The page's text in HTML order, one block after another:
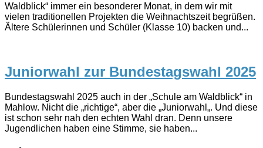
Waldblick“ immer ein besonderer Monat, in dem wir mit
vielen traditionellen Projekten die Weihnachtszeit begrüßen.
Ältere Schülerinnen und Schüler (Klasse 10) backen und...
Juniorwahl zur Bundestagswahl 2025
Bundestagswahl 2025 auch in der „Schule am Waldblick“ in
Mahlow. Nicht die „richtige“, aber die „Juniorwahl„. Und diese
ist schon sehr nah den echten Wahl dran. Denn unsere
Jugendlichen haben eine Stimme, sie haben...